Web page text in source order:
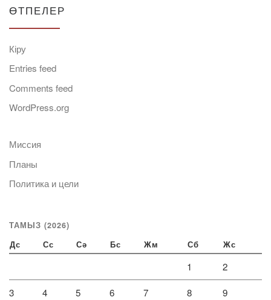
ӨТПЕЛЕР
Кіру
Entries feed
Comments feed
WordPress.org
Миссия
Планы
Политика и цели
ТАМЫЗ (2026)
Дс Сс Сә Бс Жм Сб Жс
1 2
3 4 5 6 7 8 9